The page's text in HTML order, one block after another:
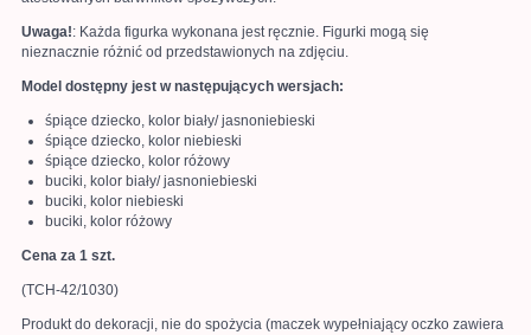
Uwaga!: Każda figurka wykonana jest ręcznie. Figurki mogą się
nieznacznie różnić od przedstawionych na zdjęciu.
Model dostępny jest w następujących wersjach:
śpiące dziecko, kolor biały/ jasnoniebieski
śpiące dziecko, kolor niebieski
śpiące dziecko, kolor różowy
buciki, kolor biały/ jasnoniebieski
buciki, kolor niebieski
buciki, kolor różowy
Cena za 1 szt.
(TCH-42/1030)
Produkt do dekoracji, nie do spożycia (maczek wypełniający oczko zawiera